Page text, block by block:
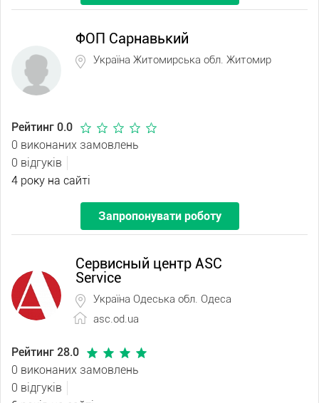
ФОП Сарнавький
Україна Житомирська обл. Житомир
Рейтинг 0.0
0 виконаних замовлень
0 відгуків
4 року на сайті
Запропонувати роботу
Сервисный центр ASC
Service
Україна Одеська обл. Одеса
asc.od.ua
Рейтинг 28.0
0 виконаних замовлень
0 відгуків